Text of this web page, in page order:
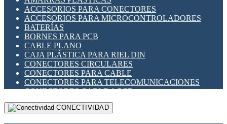
INDICADORES PARA PANEL
INTERFACES DE RELÉ
INTERRUPTORES FIN DE CARRERA
LLAVES CONMUTADORAS
MEDIDORES DE ENERGÍA Y TC'S DE CORRIENTE
MOTORES PASO A PASO
PANTALLAS HMI
PLC -CONTROLADORES LÓGICO PROGRAMABLES
PROGRAMADORES DE HORARIO
RELÉS DE PROTECCIÓN
SENSORES CAPACITIVOS
ACCESORIOS PARA CONECTORES
ACCESORIOS PARA MICROCONTROLADORES
BATERÍAS
BORNES PARA PCB
CABLE PLANO
CAJA PLÁSTICA PARA RIEL DIN
CONECTORES CIRCULARES
CONECTORES PARA CABLE
CONECTORES PARA TELECOMUNICACIONES
CONECTORES CABLE A PCB
CONECTORES PCB A CABLE
DIP SWITCHESCONECTIVIDAD